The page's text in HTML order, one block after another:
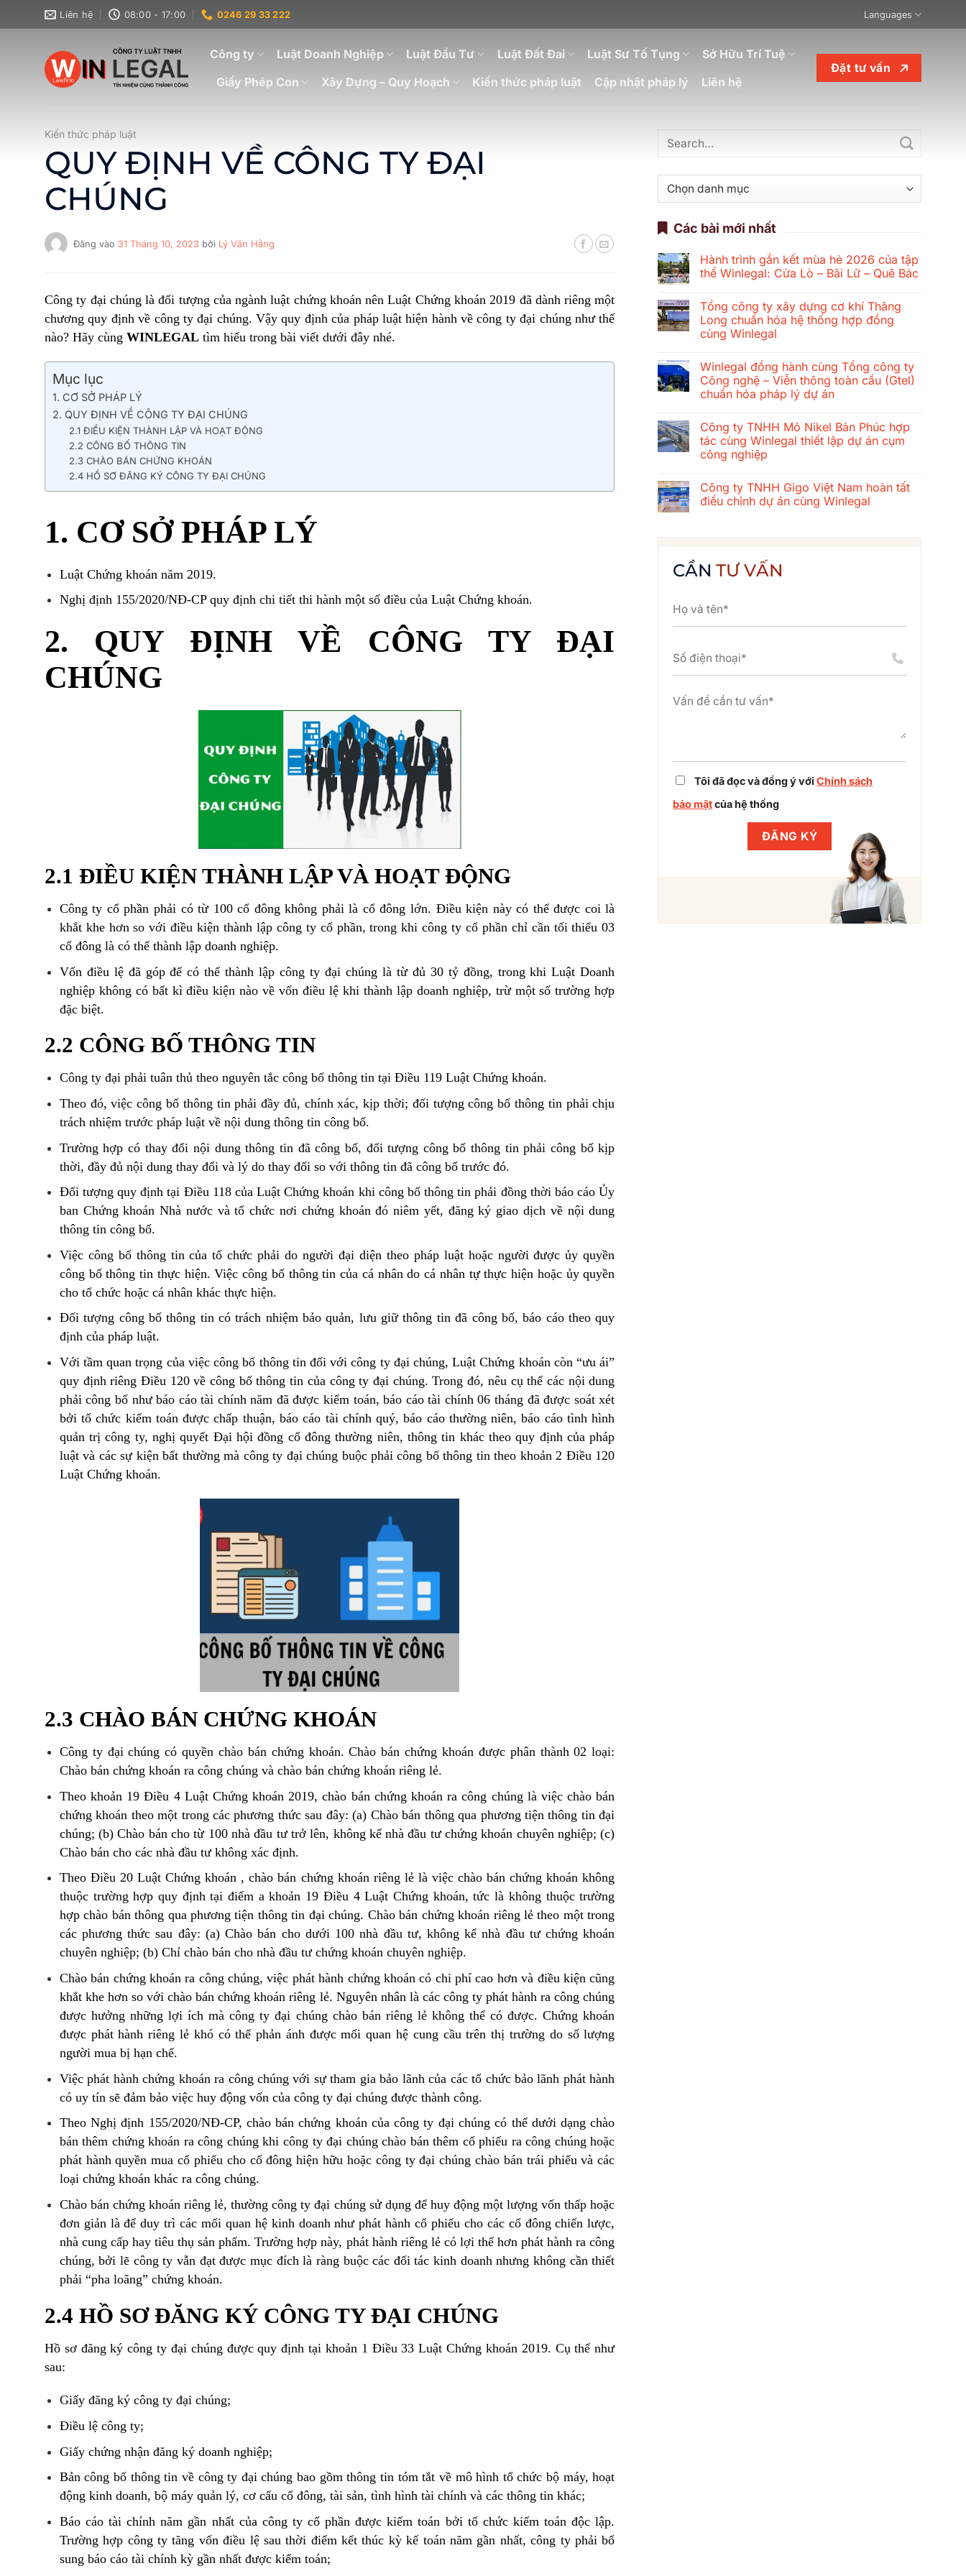
qua
Liên hệ 08:00 - 17:00 0246 29 33 222 Languages
Công ty Luật Doanh Nghiệp Luật Đầu Tư Luật Đất Đai Luật Sư Tố Tụng
Sở Hữu Trí Tuệ
Giấy Phép Con
Xây Dựng – Quy Hoạch Kiến thức pháp luật Cập nhật pháp lý Liên hệ
Đặt tư vấn
Kiến thức pháp luật
QUY ĐỊNH VỀ CÔNG TY ĐẠI
CHÚNG
Đăng vào 31 Tháng 10, 2023 bởi Lý Văn Hằng
Công ty đại chúng là đối tượng của ngành luật chứng khoán nên Luật Chứng khoán 2019 đã dành riêng một
chương quy định về công ty đại chúng. Vậy quy định của pháp luật hiện hành về công ty đại chúng như thế
nào? Hãy cùng WINLEGAL tìm hiểu trong bài viết dưới đây nhé.
Mục lục
1. CƠ SỞ PHÁP LÝ
2. QUY ĐỊNH VỀ CÔNG TY ĐẠI CHÚNG
2.1 ĐIỀU KIỆN THÀNH LẬP VÀ HOẠT ĐỘNG
2.2 CÔNG BỐ THÔNG TIN
2.3 CHÀO BÁN CHỨNG KHOÁN
2.4 HỒ SƠ ĐĂNG KÝ CÔNG TY ĐẠI CHÚNG
1. CƠ SỞ PHÁP LÝ
Luật Chứng khoán năm 2019.
Nghị định 155/2020/NĐ-CP quy định chi tiết thi hành một số điều của Luật Chứng khoán.
2. QUY ĐỊNH VỀ CÔNG TY ĐẠI
CHÚNG
2.1 ĐIỀU KIỆN THÀNH LẬP VÀ HOẠT ĐỘNG
Công ty cổ phần phải có từ 100 cổ đông không phải là cổ đông lớn. Điều kiện này có thể được coi là
khắt khe hơn so với điều kiện thành lập công ty cổ phần, trong khi công ty cổ phần chỉ cần tối thiểu 03
cổ đông là có thể thành lập doanh nghiệp.
Vốn điều lệ đã góp để có thể thành lập công ty đại chúng là từ đủ 30 tỷ đồng, trong khi Luật Doanh
nghiệp không có bất kì điều kiện nào về vốn điều lệ khi thành lập doanh nghiệp, trừ một số trường hợp
đặc biệt.
2.2 CÔNG BỐ THÔNG TIN
Công ty đại phải tuân thủ theo nguyên tắc công bố thông tin tại Điều 119 Luật Chứng khoán.
Theo đó, việc công bố thông tin phải đầy đủ, chính xác, kịp thời; đối tượng công bố thông tin phải chịu
trách nhiệm trước pháp luật về nội dung thông tin công bố.
Trường hợp có thay đổi nội dung thông tin đã công bố, đối tượng công bố thông tin phải công bố kịp
thời, đầy đủ nội dung thay đổi và lý do thay đổi so với thông tin đã công bố trước đó.
Đối tượng quy định tại Điều 118 của Luật Chứng khoán khi công bố thông tin phải đồng thời báo cáo Ủy
ban Chứng khoán Nhà nước và tổ chức nơi chứng khoán đó niêm yết, đăng ký giao dịch về nội dung
thông tin công bố.
Việc công bố thông tin của tổ chức phải do người đại diện theo pháp luật hoặc người được ủy quyền
công bố thông tin thực hiện. Việc công bố thông tin của cá nhân do cá nhân tự thực hiện hoặc ủy quyền
cho tổ chức hoặc cá nhân khác thực hiện.
Đối tượng công bố thông tin có trách nhiệm bảo quản, lưu giữ thông tin đã công bố, báo cáo theo quy
định của pháp luật.
Với tầm quan trọng của việc công bố thông tin đối với công ty đại chúng, Luật Chứng khoán còn “ưu ái”
quy định riêng Điều 120 về công bố thông tin của công ty đại chúng. Trong đó, nêu cụ thể các nội dung
phải công bố như báo cáo tài chính năm đã được kiểm toán, báo cáo tài chính 06 tháng đã được soát xét
bởi tổ chức kiểm toán được chấp thuận, báo cáo tài chính quý, báo cáo thường niên, báo cáo tình hình
quản trị công ty, nghị quyết Đại hội đồng cổ đông thường niên, thông tin khác theo quy định của pháp
luật và các sự kiện bất thường mà công ty đại chúng buộc phải công bố thông tin theo khoản 2 Điều 120
Luật Chứng khoán.
2.3 CHÀO BÁN CHỨNG KHOÁN
Công ty đại chúng có quyền chào bán chứng khoán. Chào bán chứng khoán được phân thành 02 loại:
Chào bán chứng khoán ra công chúng và chào bán chứng khoán riêng lẻ.
Theo khoản 19 Điều 4 Luật Chứng khoán 2019, chào bán chứng khoán ra công chúng là việc chào bán
chứng khoán theo một trong các phương thức sau đây: (a) Chào bán thông qua phương tiện thông tin đại
chúng; (b) Chào bán cho từ 100 nhà đầu tư trở lên, không kể nhà đầu tư chứng khoán chuyên nghiệp; (c)
Chào bán cho các nhà đầu tư không xác định.
Theo Điều 20 Luật Chứng khoán , chào bán chứng khoán riêng lẻ là việc chào bán chứng khoán không
thuộc trường hợp quy định tại điểm a khoản 19 Điều 4 Luật Chứng khoán, tức là không thuộc trường
hợp chào bán thông qua phương tiện thông tin đại chúng. Chào bán chứng khoán riêng lẻ theo một trong
các phương thức sau đây: (a) Chào bán cho dưới 100 nhà đầu tư, không kể nhà đầu tư chứng khoán
chuyên nghiệp; (b) Chỉ chào bán cho nhà đầu tư chứng khoán chuyên nghiệp.
Chào bán chứng khoán ra công chúng, việc phát hành chứng khoán có chi phí cao hơn và điều kiện cũng
khắt khe hơn so với chào bán chứng khoán riêng lẻ. Nguyên nhân là các công ty phát hành ra công chúng
được hưởng những lợi ích mà công ty đại chúng chào bán riêng lẻ không thể có được. Chứng khoán
được phát hành riêng lẻ khó có thể phản ánh được mối quan hệ cung cầu trên thị trường do số lượng
người mua bị hạn chế.
Việc phát hành chứng khoán ra công chúng với sự tham gia bảo lãnh của các tổ chức bảo lãnh phát hành
có uy tín sẽ đảm bảo việc huy động vốn của công ty đại chúng được thành công.
Theo Nghị định 155/2020/NĐ-CP, chào bán chứng khoán của công ty đại chúng có thể dưới dạng chào
bán thêm chứng khoán ra công chúng khi công ty đại chúng chào bán thêm cổ phiếu ra công chúng hoặc
phát hành quyền mua cổ phiếu cho cổ đông hiện hữu hoặc công ty đại chúng chào bán trái phiếu và các
loại chứng khoán khác ra công chúng.
Chào bán chứng khoán riêng lẻ, thường công ty đại chúng sử dụng để huy động một lượng vốn thấp hoặc
đơn giản là để duy trì các mối quan hệ kinh doanh như phát hành cổ phiếu cho các cổ đông chiến lược,
nhà cung cấp hay tiêu thụ sản phẩm. Trường hợp này, phát hành riêng lẻ có lợi thế hơn phát hành ra công
chúng, bởi lẽ công ty vẫn đạt được mục đích là ràng buộc các đối tác kinh doanh nhưng không cần thiết
phải “pha loãng” chứng khoán.
2.4 HỒ SƠ ĐĂNG KÝ CÔNG TY ĐẠI CHÚNG
Hồ sơ đăng ký công ty đại chúng được quy định tại khoản 1 Điều 33 Luật Chứng khoán 2019. Cụ thể như
sau:
Giấy đăng ký công ty đại chúng;
Điều lệ công ty;
Giấy chứng nhận đăng ký doanh nghiệp;
Bản công bố thông tin về công ty đại chúng bao gồm thông tin tóm tắt về mô hình tổ chức bộ máy, hoạt
động kinh doanh, bộ máy quản lý, cơ cấu cổ đông, tài sản, tình hình tài chính và các thông tin khác;
Báo cáo tài chính năm gần nhất của công ty cổ phần được kiểm toán bởi tổ chức kiểm toán độc lập.
Trường hợp công ty tăng vốn điều lệ sau thời điểm kết thúc kỳ kế toán năm gần nhất, công ty phải bổ
sung báo cáo tài chính kỳ gần nhất được kiểm toán;
Danh
mục
Các bài mới nhất
Hành trình gắn kết mùa hè 2026 của tập
thể Winlegal: Cửa Lò – Bãi Lữ – Quê Bác
bình
luận
ở
Hành
kết
mùa
hè
2026
của
Winlegal:
Cửa
Lò
–
–
Quê
Bác
Tổng công ty xây dựng cơ khí Thăng
Long chuẩn hóa hệ thống hợp đồng
cùng Winlegal
bình
luận
ở
Tổng
xây
dựng
cơ
khí
Thăng
hóa
hệ
thống
Winlegal đồng hành cùng Tổng công ty
Công nghệ – Viễn thông toàn cầu (Gtel)
chuẩn hóa pháp lý dự án
bình
luận
ở
Winlegal
cùng
Tổng
công
toàn
cầu
hóa
pháp
Công ty TNHH Mỏ Nikel Bản Phúc hợp
tác cùng Winlegal thiết lập dự án cụm
công nghiệp
bình
luận
ở
Bản
Phúc
Winlegal
lập
cụm
công
nghiệp
Công ty TNHH Gigo Việt Nam hoàn tất
điều chỉnh dự án cùng Winlegal
Công
ty
Nam
tất
dự
án
cùng
CẦNTƯ VẤN
Tôi đã đọc và đồng ý vớiChính sách
bảo mậtcủa hệ thống